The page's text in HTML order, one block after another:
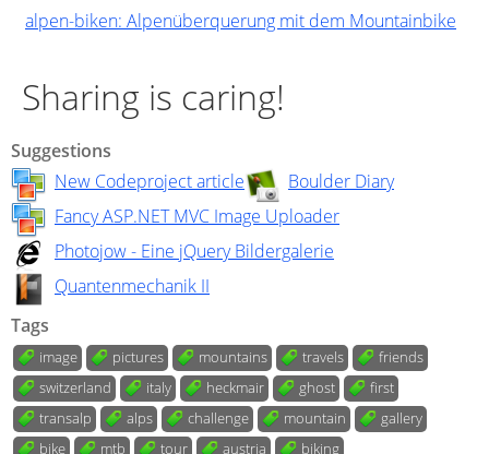
alpen-biken: Alpenüberquerung mit dem Mountainbike
Sharing is caring!
Suggestions
New Codeproject article
Boulder Diary
Fancy ASP.NET MVC Image Uploader
Photojow - Eine jQuery Bildergalerie
Quantenmechanik II
Tags
image pictures mountains travels
friends
switzerland
italy heckmair ghost
first
transalp
alps challenge mountain
gallery
bike
mtb tour austria biking